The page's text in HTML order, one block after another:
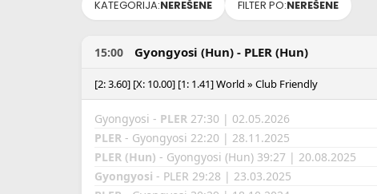
KATEGORIJA:NEREŠENE FILTER PO:NEREŠENE
15:00 Gyongyosi (Hun) - PLER (Hun)
[2: 3.60] [X: 10.00] [1: 1.41] World » Club Friendly
Gyongyosi - PLER 27:30 | 02.05.2026
PLER - Gyongyosi 22:20 | 28.11.2025
PLER (Hun) - Gyongyosi (Hun) 39:27 | 20.08.2025
Gyongyosi - PLER 29:28 | 23.03.2025